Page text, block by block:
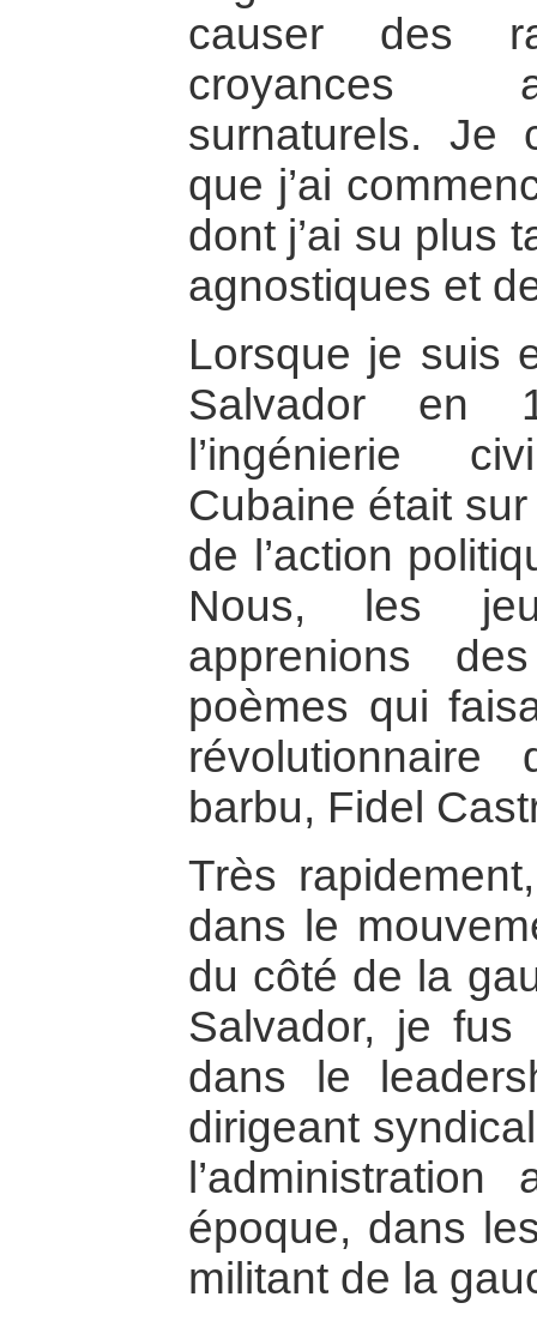
causer des
croyances
surnaturels. Je
que j’ai
dont j’ai su plus
agnostiques et
Lorsque je suis
Salvador en
l’ingénierie
Cubaine était
de l’action
Nous, les
apprenions
poèmes qui
barbu, Fidel
Très
dans le
du côté de la
Salvador, je fus
dans le
dirigeant
époque, dans
militant de la